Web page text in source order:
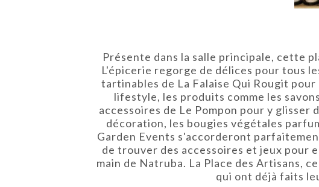
Présente dans la salle principale, cette
L'épicerie regorge de délices pour tous
tartinables de La Falaise Qui Rougit
lifestyle, les produits comme les
accessoires de Le Pompon pour y
décoration, les bougies végétales
Garden Events s'accorderont
de trouver des accessoires et jeux pour
main de Natruba. La Place des Artisans,
qui ont déjà faits